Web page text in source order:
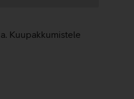
Kuupakkumistele